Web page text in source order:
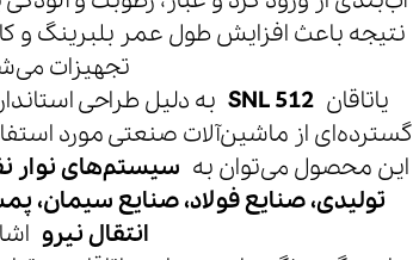
نتیجه باعث افزایش طول عمر بلبرینگ و
تجهیزات
یاتاقانSNL 512 به دلیل طراحی
گسترده‌ای از ماشین‌آلات صنعتی مورد
این محصول می‌توان به سیستم‌های نوار
تولیدی، صنایع فولاد، صنایع سیمان،
انتقال نیرو